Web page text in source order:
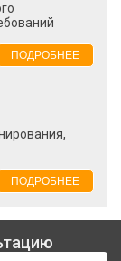
ПОДРОБНЕЕ
ПОДРОБНЕЕ